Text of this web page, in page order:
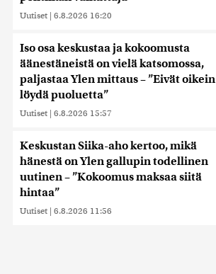
Uutiset | 6.8.2026 16:20
Iso osa keskustaa ja kokoomusta
äänestäneistä on vielä katsomossa,
paljastaa Ylen mittaus – ”Eivät oikein
löydä puoluetta”
Uutiset | 6.8.2026 15:57
Keskustan Siika-aho kertoo, mikä
hänestä on Ylen gallupin todellinen
uutinen – ”Kokoomus maksaa siitä
hintaa”
Uutiset | 6.8.2026 11:56